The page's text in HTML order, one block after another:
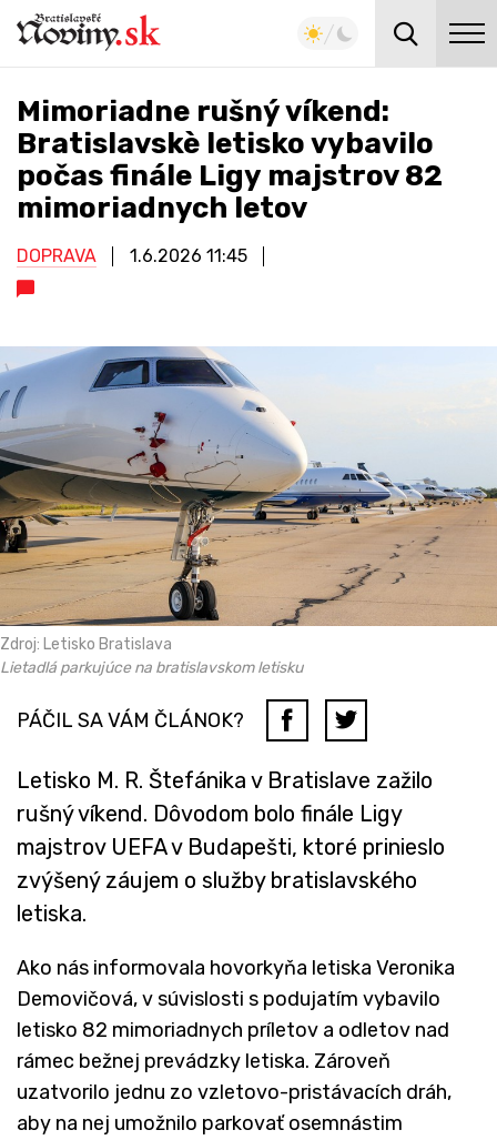
Mimoriadne rušný víkend:
Bratislavskè letisko vybavilo
počas finále Ligy majstrov 82
mimoriadnych letov
DOPRAVA 1.6.2026 11:45
Zdroj: Letisko Bratislava
Lietadlá parkujúce na bratislavskom letisku
PÁČIL SA VÁM ČLÁNOK?
Letisko M. R. Štefánika v Bratislave zažilo
rušný víkend. Dôvodom bolo finále Ligy
majstrov UEFA v Budapešti, ktoré prinieslo
zvýšený záujem o služby bratislavského
letiska.
Ako nás informovala hovorkyňa letiska Veronika
Demovičová, v súvislosti s podujatím vybavilo
letisko 82 mimoriadnych príletov a odletov nad
rámec bežnej prevádzky letiska. Zároveň
uzatvorilo jednu zo vzletovo-pristávacích dráh,
aby na nej umožnilo parkovať osemnástim